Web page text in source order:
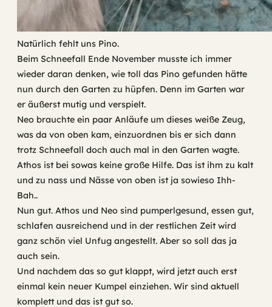
Natürlich fehlt uns Pino.
Beim Schneefall Ende November musste ich immer
wieder daran denken, wie toll das Pino gefunden hätte
nun durch den Garten zu hüpfen. Denn im Garten war
er äußerst mutig und verspielt.
Neo brauchte ein paar Anläufe um dieses weiße Zeug,
was da von oben kam, einzuordnen bis er sich dann
trotz Schneefall doch auch mal in den Garten wagte.
Athos ist bei sowas keine große Hilfe. Das ist ihm zu kalt
und zu nass und Nässe von oben ist ja sowieso Ihh-
Bah..
Nun gut. Athos und Neo sind pumperlgesund, essen gut,
schlafen ausreichend und in der restlichen Zeit wird
ganz schön viel Unfug angestellt. Aber so soll das ja
auch sein.
Und nachdem das so gut klappt, wird jetzt auch erst
einmal kein neuer Kumpel einziehen. Wir sind aktuell
komplett und das ist gut so.